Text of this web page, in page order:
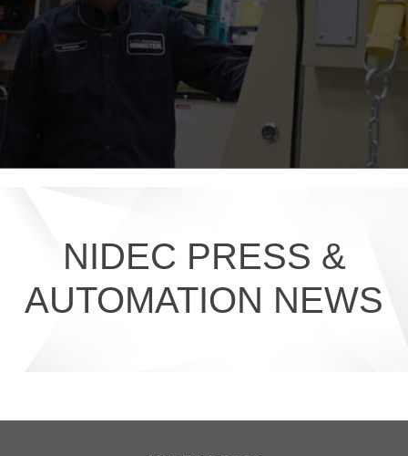
NIDEC PRESS &
AUTOMATION NEWS